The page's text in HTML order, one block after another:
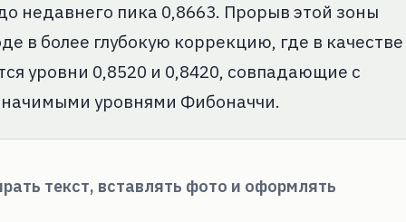
недавнего пика 0,8663. Прорыв этой зоны
в более глубокую коррекцию, где в качестве
уровни 0,8520 и 0,8420, совпадающие с
уровнями Фибоначчи.
текст, вставлять фото и оформлять